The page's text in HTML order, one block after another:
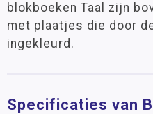
blokboeken Taal zijn
met plaatjes die door
ingekleurd.
Specificaties van